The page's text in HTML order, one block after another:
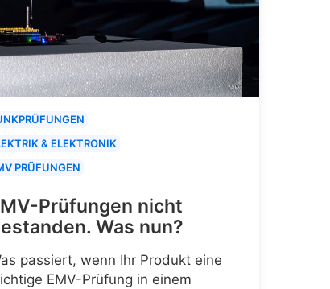
& ELEKTRONIK
PRÜFUNGEN
Prüfungen nicht
Was nun?
passiert, wenn Ihr Produkt eine
EMV-Prüfung in einem